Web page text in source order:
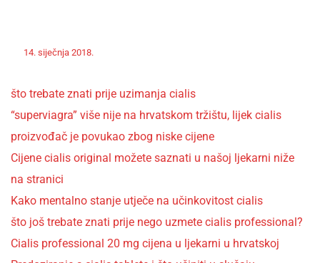
14. siječnja 2018.
što trebate znati prije uzimanja cialis
“superviagra” više nije na hrvatskom tržištu, lijek cialis
proizvođač je povukao zbog niske cijene
Cijene cialis original možete saznati u našoj ljekarni niže
na stranici
Kako mentalno stanje utječe na učinkovitost cialis
što još trebate znati prije nego uzmete cialis professional?
Cialis professional 20 mg cijena u ljekarni u hrvatskoj